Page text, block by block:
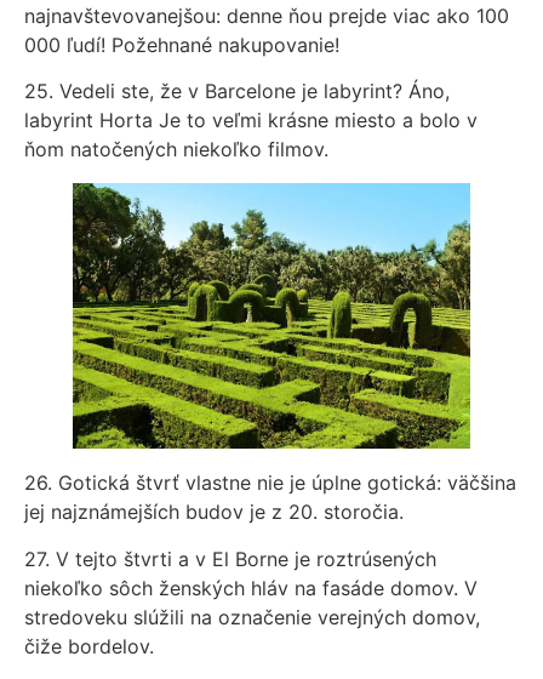
najnavštevovanejšou: denne ňou prejde viac ako 100
000 ľudí! Požehnané nakupovanie!
25. Vedeli ste, že v Barcelone je labyrint? Áno,
labyrint Horta Je to veľmi krásne miesto a bolo v
ňom natočených niekoľko filmov.
26. Gotická štvrť vlastne nie je úplne gotická: väčšina
jej najznámejších budov je z 20. storočia.
27. V tejto štvrti a v El Borne je roztrúsených
niekoľko sôch ženských hláv na fasáde domov. V
stredoveku slúžili na označenie verejných domov,
čiže bordelov.